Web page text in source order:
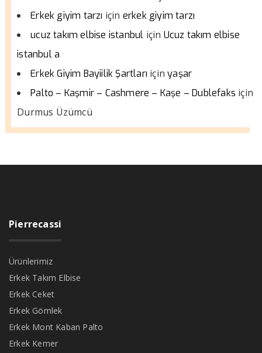
Erkek giyim tarzı için erkek giyim tarzı
ucuz takım elbise istanbul için Ucuz takım elbise
istanbul a
Erkek Giyim Bayiilik Şartları içinyaşar
Palto – Kaşmir – Cashmere – Kaşe – Dublefaks için
Durmus Üzümcü
Pierrecassi
Ürünlerimiz
Erkek Takım Elbise
Erkek Ceket
Erkek Gömlek
Erkek Mont Kaban Palto
Erkek Kemer